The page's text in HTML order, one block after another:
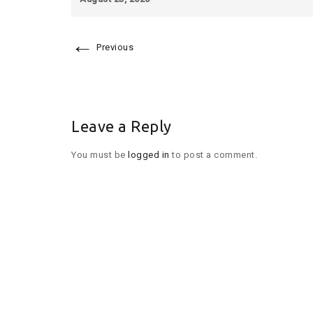
← Previous
Leave a Reply
You must be logged in to post a comment.